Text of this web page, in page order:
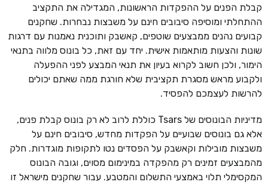
קבלת הפנים על ההפקדות הראשונות, המגדילה את התקציב
ההתחלתי ומוסיפה סיבובים חינם על משבצות נבחרות. שחקנים
קבועים נהנים ממבצעים שוטפים, קאשבק ותוכנית נאמנות עם דרגות
שונות והצעות מותאמות אישית. יחד עם זאת, כל בונוס מלווה בתנאי
הימור, ולכן חשוב לקרוא בעיון את תנאי המבצע לפני ההפעלה
ולקבוע מראש מסגרת תקציבית שלא חורגת ממה שאתם יכולים
להרשות לעצמכם להפסיד.
מדיניות הבונוסים של Tsars כוללת לרוב לא רק בונוס קבלת פנים,
אלא גם בונוסים שבועיים על הפקדות מחדש, סיבובים חינם על
משבצות מובילות וקאשבק על הפסדים נטו לתקופות מוגדרות. חלק
מהמבצעים זמינים רק מהפקדה במינימום מסוים, וגובה הבונוס
המקסימלי תלוי באמצעי התשלום והמטבע. עבור שחקנים מישראל זו